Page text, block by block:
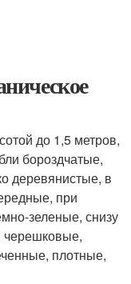
до 1,5 метров,
бороздчатые,
деревянистые, в
при
зеленые, снизу
черешковые,
плотные,